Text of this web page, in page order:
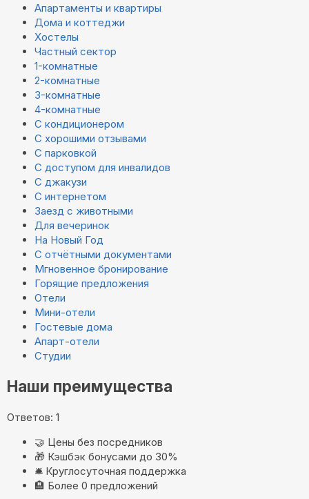
Апартаменты и квартиры
Дома и коттеджи
Хостелы
Частный сектор
1-комнатные
2-комнатные
3-комнатные
4-комнатные
С кондиционером
С хорошими отзывами
С парковкой
С доступом для инвалидов
С джакузи
С интернетом
Заезд с животными
Для вечеринок
На Новый Год
С отчётными документами
Мгновенное бронирование
Горящие предложения
Отели
Мини-отели
Гостевые дома
Апарт-отели
Студии
Наши преимущества
Ответов: 1
🤝 Цены без посредников
🎁 Кэшбэк бонусами до 30%
🛎️ Круглосуточная поддержка
🏨 Более 0 предложений